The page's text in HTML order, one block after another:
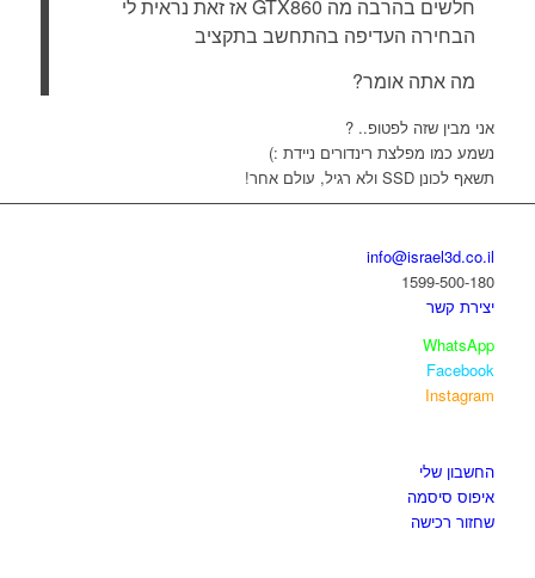
חלשים בהרבה מה GTX860 אז זאת נראית לי
הבחירה העדיפה בהתחשב בתקציב
מה אתה אומר?
אני מבין שזה לפטופ.. ?
נשמע כמו מפלצת רינדורים ניידת :)
תשאף לכונן SSD ולא רגיל, עולם אחר!
info@israel3d.co.il
1599-500-180
יצירת קשר
WhatsApp
Facebook
Instagram
החשבון שלי
איפוס סיסמה
שחזור רכישה